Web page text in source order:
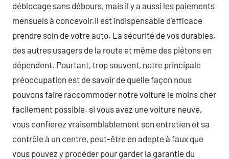
déblocage sans débours, mais il y a aussi les paiements
mensuels à concevoir.Il est indispensable d’efficace
prendre soin de votre auto. La sécurité de vos durables,
des autres usagers de la route et même des piétons en
dépendent. Pourtant, trop souvent, notre principale
préoccupation est de savoir de quelle façon nous
pouvons faire raccommoder notre voiture le moins cher
facilement possible. si vous avez une voiture neuve,
vous confierez vraisemblablement son entretien et sa
contrôle à un centre, peut-être en adepte à faux que
vous pouvez y procéder pour garder la garantie du